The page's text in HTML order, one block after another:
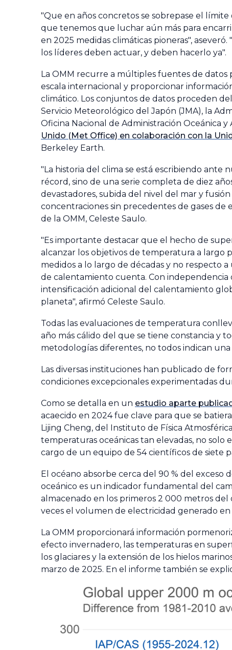
"Que en años concretos se sobrepase el límite
que tenemos que luchar aún más para
en 2025 medidas climáticas pioneras",
los líderes deben actuar, y deben hacerlo ya".
La OMM recurre a múltiples fuentes de
escala internacional y proporcionar
climático. Los conjuntos de datos proceden del
Servicio Meteorológico del Japón (JMA), la
Oficina Nacional de Administración Oceánica y
Unido (Met Office) en colaboración con la
Berkeley Earth.
"La historia del clima se está escribiendo ante
récord, sino de una serie completa de diez
devastadores, subida del nivel del mar y
concentraciones sin precedentes de gases
de la OMM, Celeste Saulo.
"Es importante destacar que el hecho de
alcanzar los objetivos de temperatura a largo
medidos a lo largo de décadas y no respecto
de calentamiento cuenta. Con independencia
intensificación adicional del calentamiento
planeta", afirmó Celeste Saulo.
Todas las evaluaciones de temperatura
año más cálido del que se tiene constancia y
metodologías diferentes, no todos indican
Las diversas instituciones han publicado de
condiciones excepcionales experimentadas
Como se detalla en un estudio aparte
acaecido en 2024 fue clave para que se
Lijing Cheng, del Instituto de Física
temperaturas oceánicas tan elevadas, no solo
cargo de un equipo de 54 científicos de siete
El océano absorbe cerca del 90 % del
oceánico es un indicador fundamental del
almacenado en los primeros 2 000 metros del
veces el volumen de electricidad generado
La OMM proporcionará información
efecto invernadero, las temperaturas en
los glaciares y la extensión de los hielos
marzo de 2025. En el informe también se